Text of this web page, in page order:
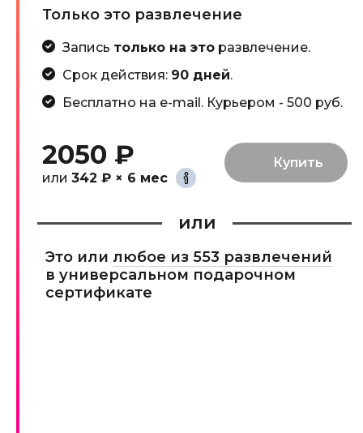
Только это развлечение
Запись только на эторазвлечение.
Срок действия: 90 дней.
Бесплатно на e-mail. Курьером - 500 руб.
2050 ₽
или 342 ₽ × 6 мес
или
Это или любое из 553 развлечений
в универсальном подарочном
сертификате